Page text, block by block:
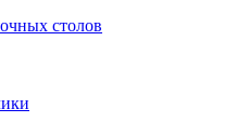
столов